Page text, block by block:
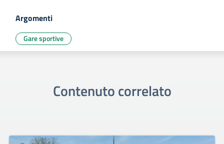
Argomenti
Gare sportive
Contenuto correlato